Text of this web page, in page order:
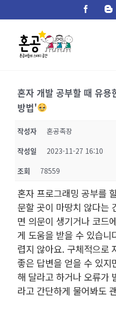
Facebook
혼자 개발 공부할 때 유
방법'
작성자
혼공족장
작성일
2023-11-27 16:10
조회
78559
혼자 프로그래밍 공부를
문할 곳이 마땅치 않다는
면 의문이 생기거나 코드
게 도움을 받을 수 있습니
렵지 않아요. 구체적으로
좋은 답변을 얻을 수 있지
해 달라고 하거나 오류가
라고 간단하게 물어봐도